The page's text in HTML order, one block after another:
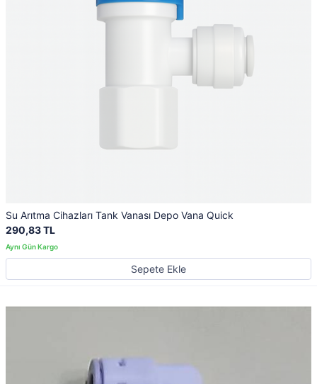
Su Arıtma Cihazları Tank Vanası Depo Vana Quick
290,83 TL
Sepete Ekle